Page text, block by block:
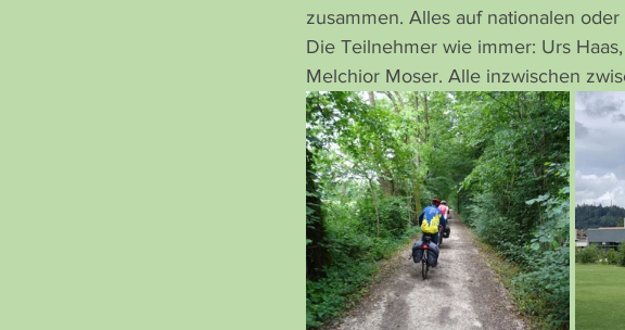
zusammen. Alles auf nationalen
Die Teilnehmer wie immer: Urs
Melchior Moser. Alle inzwischen